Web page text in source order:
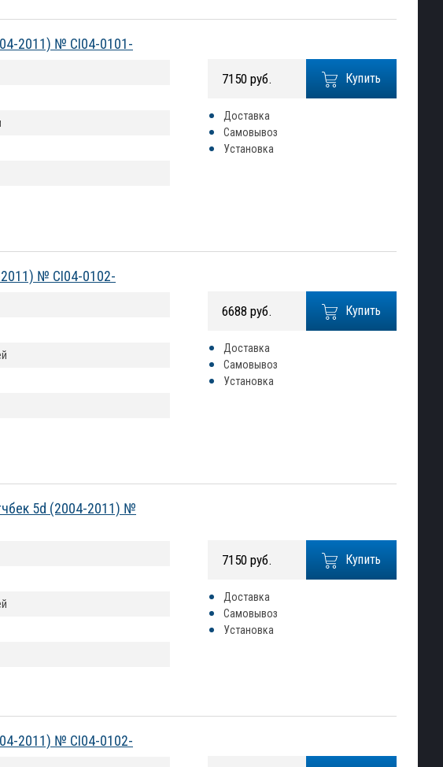
2011) № CI04-0101-
Купить
7150 руб.
Доставка
Самовывоз
Установка
№ CI04-0102-
Купить
6688 руб.
Доставка
Самовывоз
Установка
5d (2004-2011) №
Купить
7150 руб.
Доставка
Самовывоз
Установка
2011) № CI04-0102-